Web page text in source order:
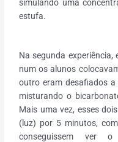
simulando uma
estufa.
Na segunda experiência,
num os alunos
outro eram desafiados
misturando o
Mais uma vez, esses
(luz) por 5 minutos,
conseguissem ver